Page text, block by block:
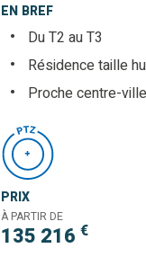
EN BREF
Du T2 au T3
Résidence taille
Proche centre-ville
PRIX
À PARTIR DE
135 216 €